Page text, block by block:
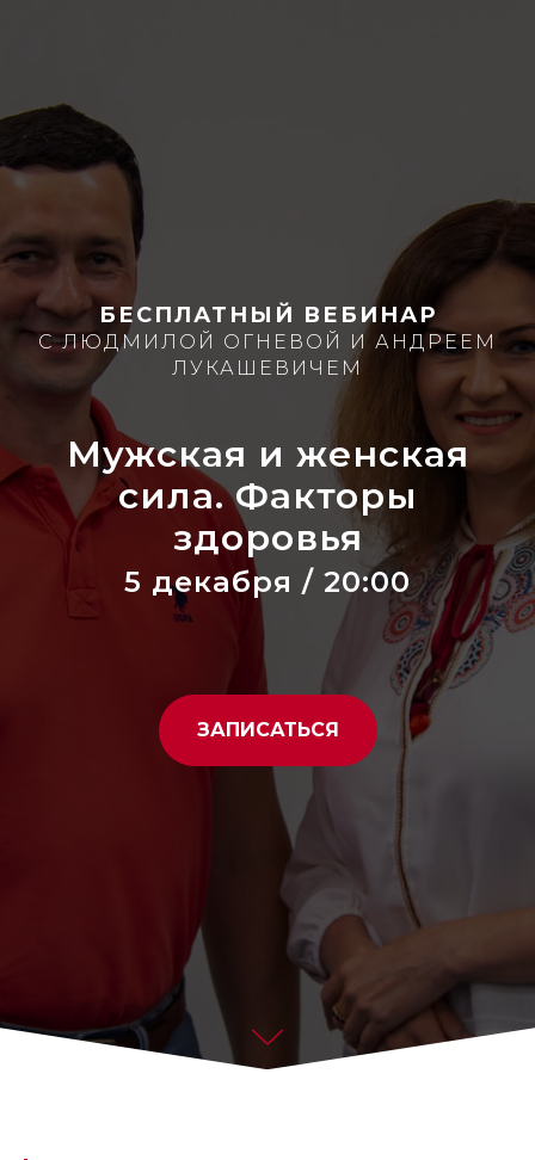
БЕСПЛАТНЫЙ ВЕБИНАР
С ЛЮДМИЛОЙ ОГНЕВОЙ И АНДРЕЕМ
ЛУКАШЕВИЧЕМ
Мужская и женская
сила. Факторы
здоровья
5 декабря / 20:00
ЗАПИСАТЬСЯ